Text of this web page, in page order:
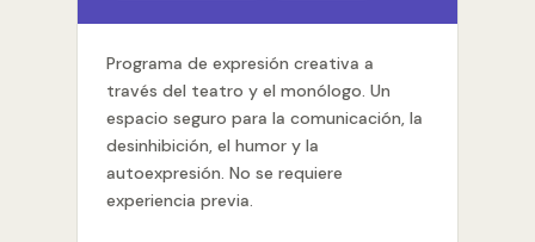
Programa de expresión creativa a
través del teatro y el monólogo. Un
espacio seguro para la comunicación, la
desinhibición, el humor y la
autoexpresión. No se requiere
experiencia previa.